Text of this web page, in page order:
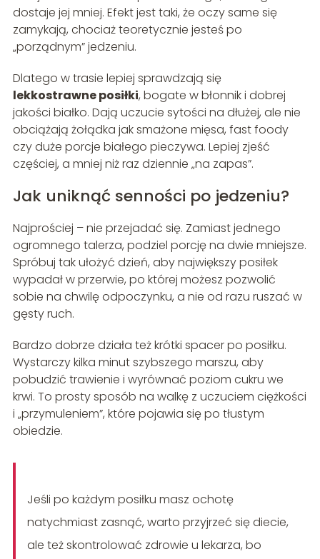
dostaje jej mniej. Efekt jest taki, że oczy same się
zamykają, chociaż teoretycznie jesteś po
„porządnym” jedzeniu.
Dlatego w trasie lepiej sprawdzają się
lekkostrawne posiłki, bogate w błonnik i dobrej
jakości białko. Dają uczucie sytości na dłużej, ale nie
obciążają żołądka jak smażone mięsa, fast foody
czy duże porcje białego pieczywa. Lepiej zjeść
częściej, a mniej niż raz dziennie „na zapas”.
Jak uniknąć senności po jedzeniu?
Najprościej – nie przejadać się. Zamiast jednego
ogromnego talerza, podziel porcję na dwie mniejsze.
Spróbuj tak ułożyć dzień, aby największy posiłek
wypadał w przerwie, po której możesz pozwolić
sobie na chwilę odpoczynku, a nie od razu ruszać w
gęsty ruch.
Bardzo dobrze działa też krótki spacer po posiłku.
Wystarczy kilka minut szybszego marszu, aby
pobudzić trawienie i wyrównać poziom cukru we
krwi. To prosty sposób na walkę z uczuciem ciężkości
i „przymuleniem”, które pojawia się po tłustym
obiedzie.
Jeśli po każdym posiłku masz ochotę
natychmiast zasnąć, warto przyjrzeć się diecie,
ale też skontrolować zdrowie u lekarza, bo